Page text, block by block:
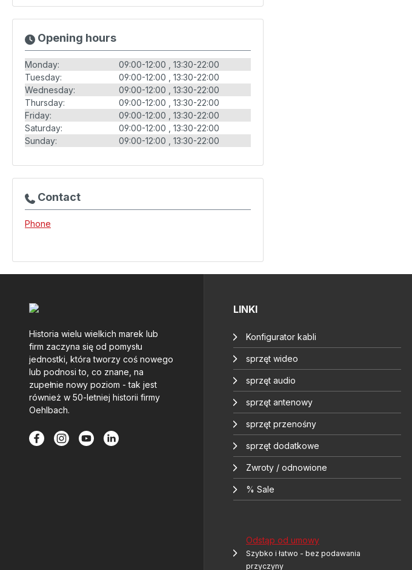
Opening hours
Monday: 09:00-12:00
13:30-22:00
Tuesday:
09:00-12:00
13:30-22:00
Wednesday:
09:00-12:00
13:30-22:00
Thursday:
09:00-12:00
13:30-22:00
Friday:
09:00-12:00
13:30-22:00
Saturday:
09:00-12:00
13:30-22:00
Sunday:
09:00-12:00 13:30-22:00
Contact
Phone
Historia wielu wielkich marek lub
firm zaczyna się od pomysłu
jednostki, która tworzy coś nowego
lub podnosi to, co znane, na
zupełnie nowy poziom - tak jest
również w 50-letniej historii firmy
Oehlbach.
LINKI
Konfigurator kabli
sprzęt wideo
sprzęt audio
sprzęt antenowy
sprzęt przenośny
sprzęt dodatkowe
Zwroty / odnowione
% Sale
Odstąp od umowy
Szybko i łatwo - bez podawania
przyczyny